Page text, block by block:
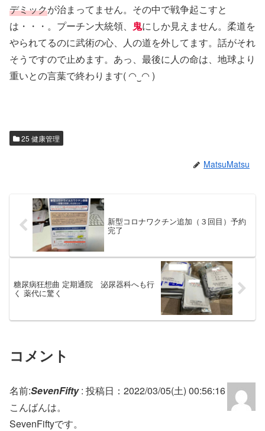
デミックが治まってません。その中で戦争起こすと
は・・・。プーチン大統領、 鬼にしか見えません。柔道を
やられてるのに武術の心、人の道を外してます。話がそれ
そうですので止めます。あっ、最後に人の命は、地球より
重いとの言葉で終わります( ◠‿◠ )
25 健康管理
MatsuMatsu
新型コロナワクチン追加（３回目）予約
完了
糖尿病狂想曲 定期通院 泌尿器科へも行
く 薬代に驚く
コメント
名前:SevenFifty: 投稿日：2022/03/05(土) 00:56:16
こんばんは。
SevenFiftyです。